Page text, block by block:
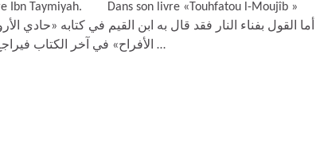
Ibn Taymiyah. Dans son livre «Touhfatou l-Moujîb »
الأفراح» في آخر الكتاب فيراجع هذا. وأما قول شيخ الإسلام ابن تيمية في «مجموع …